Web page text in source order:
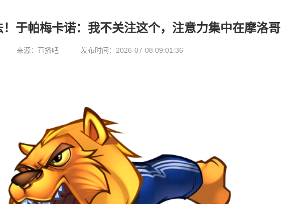
！于帕梅卡诺：我不关注这个，注意力集中在摩洛哥
来源：直播吧 发布时间：2026-07-08 09:01:36